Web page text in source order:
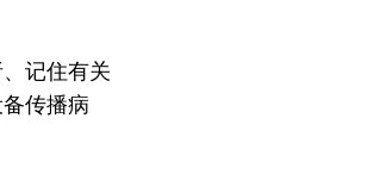
记住有关
传播病